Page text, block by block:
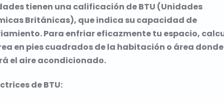
tienen una calificación de BTU (Unidades
Británicas), que indica su capacidad de
Para enfriar eficazmente tu espacio,
en pies cuadrados de la habitación o área donde
el aire acondicionado.
de BTU: